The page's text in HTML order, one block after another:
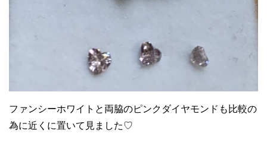
ファンシーホワイトと両脇のピンクダイヤモンドも比較の
為に近くに置いて見ました♡